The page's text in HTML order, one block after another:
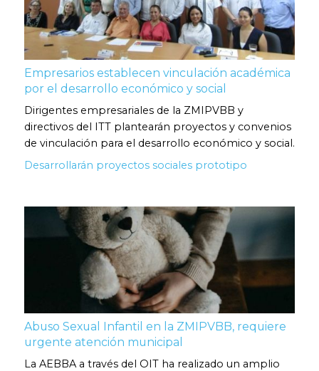
Empresarios establecen vinculación académica
por el desarrollo económico y social
Dirigentes empresariales de la ZMIPVBB y
directivos del ITT plantearán proyectos y convenios
de vinculación para el desarrollo económico y social.
Desarrollarán proyectos sociales prototipo
Abuso Sexual Infantil en la ZMIPVBB, requiere
urgente atención municipal
La AEBBA a través del OIT ha realizado un amplio